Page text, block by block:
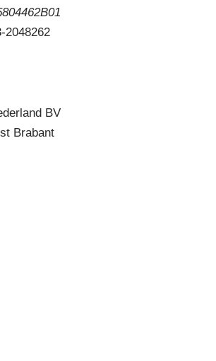
2048262
BV
Brabant